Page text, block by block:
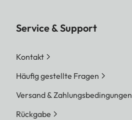
Service & Support
Kontakt
Häufig gestellte Fragen
Versand & Zahlungsbedingungen
Rückgabe